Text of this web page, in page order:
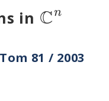
in Cn
Tom 81 / 2003